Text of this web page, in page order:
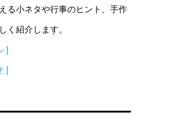
る小ネタや行事のヒント、手作
く紹介します。
]
]